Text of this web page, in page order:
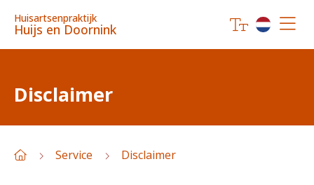
Huisartsenpraktijk
Huijs en Doornink
Disclaimer
Service Disclaimer